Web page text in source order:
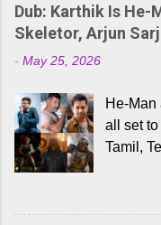
Dub: Karthik Is He-
Skeletor, Arjun
- May 25, 2026
He-Man
all set
Tamil,
and